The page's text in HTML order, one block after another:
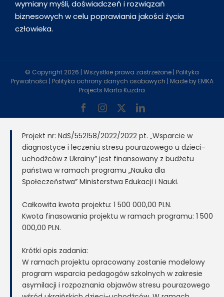
wymiany myśli, doświadczeń i rozwiązań
biznesowych w celu poprawiania jakości życia
człowieka.
© Copyright 2026 | Wszystkie prawa zastrzeżone | Polityka
Prywatności | Polityka ochrony danych osobowych | Made by EMKA
Projects Marta Kuzdra
FacebookInstagram LinkedIn
Projekt nr: NdS/552158/2022/2022 pt. „Wsparcie w
diagnostyce i leczeniu stresu pourazowego u dzieci-
uchodźców z Ukrainy” jest finansowany z budżetu
państwa w ramach programu „Nauka dla
Społeczeństwa” Ministerstwa Edukacji i Nauki.
Całkowita kwota projektu: 1 500 000,00 PLN.
Kwota finasowania projektu w ramach programu: 1 500
000,00 PLN.
Krótki opis zadania:
W ramach projektu opracowany zostanie modelowy
program wsparcia pedagogów szkolnych w zakresie
asymilacji i rozpoznania objawów stresu pourazowego